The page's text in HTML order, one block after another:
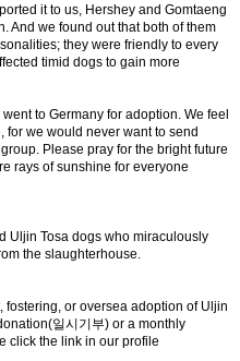
it to us, Hershey and Gomtaeng
And we found out that both of them
they were friendly to every
timid dogs to gain more
to Germany for adoption. We feel
for we would never want to send
Please pray for the bright future
rays of sunshine for everyone
Uljin Tosa dogs who miraculously
the slaughterhouse.
fostering, or oversea adoption of Uljin
일시기부) or a monthly
click the link in our profile